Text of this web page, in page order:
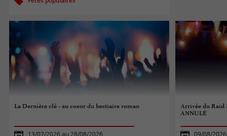
La Dernière clé - au coeur du bestiaire roman
13/07/2026 au 28/08/2026
Arrivée du Raid
ANNULÉ
09/08/2026